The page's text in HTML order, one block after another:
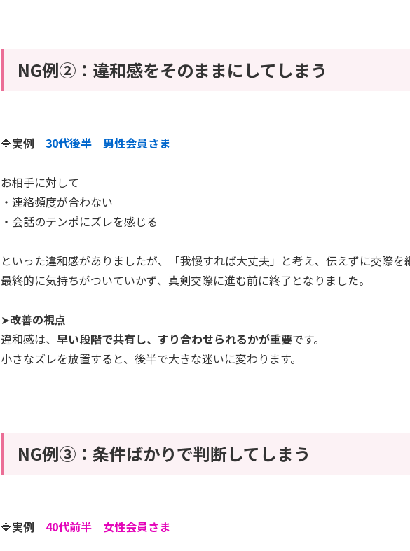
NG例②：違和感をそのままにしてしまう
🔷実例 30代後半 男性会員さま
お相手に対して
・連絡頻度が合わない
・会話のテンポにズレを感じる
といった違和感がありましたが、「我慢すれば大丈夫」と考え、伝えずに交際を
最終的に気持ちがついていかず、真剣交際に進む前に終了となりました。
➤改善の視点
違和感は、 早い段階で共有し、すり合わせられるかが重要です。
小さなズレを放置すると、後半で大きな迷いに変わります。
NG例③：条件ばかりで判断してしまう
🔷実例 40代前半 女性会員さま